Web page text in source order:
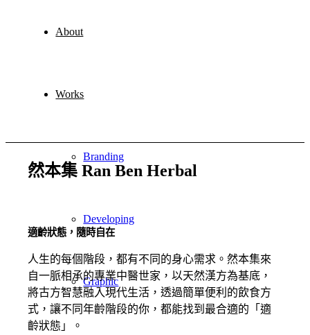
About
Works
Branding
Developing
Graphic
然本集Ran Ben Herbal
適齡狀態，隨時自在
人生的每個階段，都有不同的身心需求。然本集來
自一脈相承的專業中醫世家，以天然漢方為基底，
將古方智慧融入現代生活，透過簡單便利的飲食方
式，讓不同年齡階段的你，都能找到最合適的「適
齡狀態」。